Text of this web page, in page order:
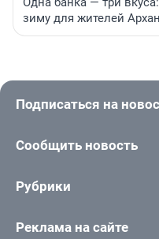
зиму для жителей
Подписаться на
Сообщить новость
Рубрики
Реклама на сайте